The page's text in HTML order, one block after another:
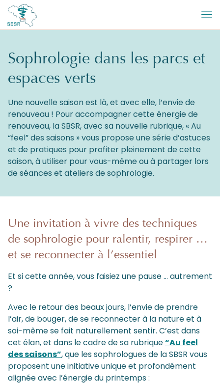
Sophrologie dans les parcs et
espaces verts
Une nouvelle saison est là, et avec elle, l’envie de
renouveau ! Pour accompagner cette énergie de
renouveau, la SBSR, avec sa nouvelle rubrique, « Au
“feel” des saisons » vous propose une série d’astuces
et de pratiques pour profiter pleinement de cette
saison, à utiliser pour vous-même ou à partager lors
de séances et ateliers de sophrologie.
Une invitation à vivre des techniques
de sophrologie pour ralentir, respirer …
et se reconnecter à l’essentiel
Et si cette année, vous faisiez une pause … autrement
?
Avec le retour des beaux jours, l’envie de prendre
l’air, de bouger, de se reconnecter à la nature et à
soi-même se fait naturellement sentir. C’est dans
cet élan, et dans le cadre de sa rubrique“Au feel
des saisons”, que les sophrologues de la SBSR vous
proposent une initiative unique et profondément
alignée avec l’énergie du printemps :